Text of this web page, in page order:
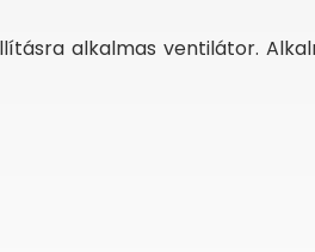
alkalmas ventilátor.